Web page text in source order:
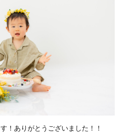
！ありがとうございました！！